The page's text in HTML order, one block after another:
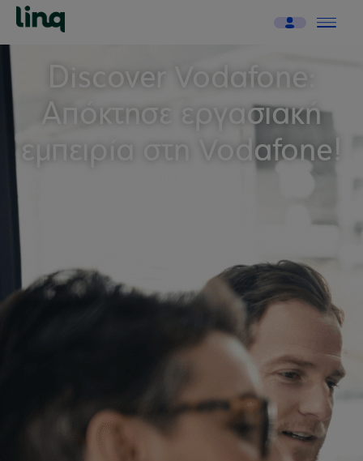
Discover Vodafone:
Απόκτησε εργασιακή
εμπειρία στη Vodafone!